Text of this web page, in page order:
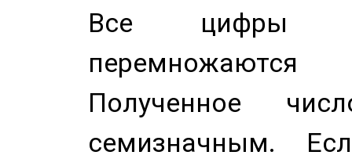
Все цифры
Полученное
семизначным.